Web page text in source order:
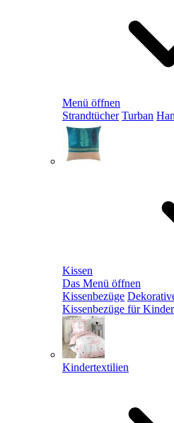
Menü öffnen
Strandtücher Turban
Kissen
Das Menü öffnen
Kissenbezüge
Kissenbezüge für Kinder
Kindertextilien